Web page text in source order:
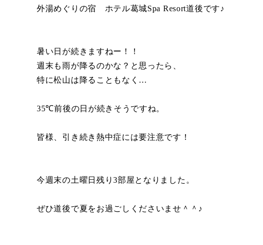
外湯めぐりの宿 ホテル葛城Spa Resort道後です♪
暑い日が続きますねー！！
週末も雨が降るのかな？と思ったら、
特に松山は降ることもなく…
35℃前後の日が続きそうですね。
皆様、引き続き熱中症には要注意です！
今週末の土曜日残り3部屋となりました。
ぜひ道後で夏をお過ごしくださいませ＾＾♪